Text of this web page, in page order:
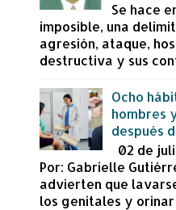
Se hace
imposible, una
agresión, ataque,
destructiva y sus
Ocho
hombres
después
02 de
Por: Gabrielle
advierten que
los genitales y orinar